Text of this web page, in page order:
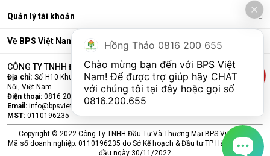
Máy hút ẩm công nghiệp FUJIHAIA DH150B(150L/ngày)
Quản lý tài khoản
Về BPS Việt Nam
CÔNG TY TNHH ĐẦU TƯ VÀ THƯƠNG MẠI BPS VIỆT NAM
Địa chỉ: Số H10 Khu đấu giá Ngô Thì Nhậm, Phường Hà Đông, Thành phố Hà
Nội, Việt Nam
Điện thoại: 0816 200 655
Email: info@bpsvietnam.vn
MST: 0110196235
Copyright © 2022 Công Ty TNHH Đầu Tư Và Thương Mại BPS Việt Nam.
Mã số doanh nghiệp: 0110196235 do Sở Kế hoạch & Đầu tư TP Hà Nội cấp lần
đầu ngày 30/11/2022
Hồng Thảo 0816 200 655
Chào mừng bạn đến với BPS Việt
Nam! Để được trợ giúp hãy CHAT
0816.200.655